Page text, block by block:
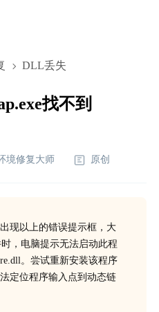
DLL丢失
找不到
境修复大师 原创
现以上的错误提示框，大
，电脑提示无法启动此程
。尝试重新安装该程序
定位程序输入点到动态链